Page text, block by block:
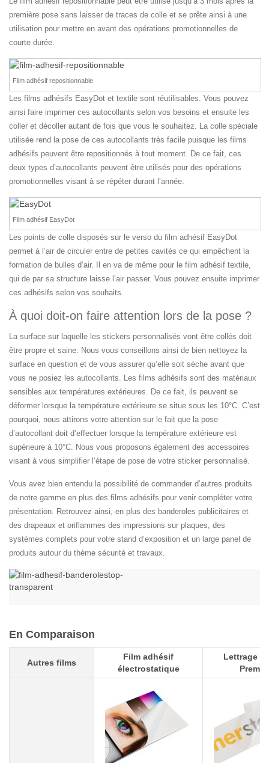
première pose sans laisser de traces de colle et se prête ainsi à une
utilisation pour mettre en avant des opérations promotionnelles de
courte durée.
Film adhésif repositionnable
Les films adhésifs EasyDot et textile sont réutilisables. Vous pouvez
ainsi faire imprimer ces autocollants selon vos besoins et ensuite les
coller et décoller autant de fois que vous le souhaitez. La colle spéciale
utilisée rend la pose de ces autocollants très facile puisque les films
adhésifs peuvent être repositionnés à tout moment. De ce fait, ces
deux types d’autocollants peuvent être utilisés pour des opérations
promotionnelles visant à se répéter durant l’année.
Film adhésif EasyDot
Les points de colle disposés sur le verso du film adhésif EasyDot
permet à l’air de circuler entre de petites cavités ce qui empêchent la
formation de bulles d’air. Il en va de même pour le film adhésif textile,
qui de par sa structure laisse l’air passer. Vous pouvez ensuite imprimer
ces adhésifs selon vos souhaits.
À quoi doit-on faire attention lors de la pose ?
La surface sur laquelle les stickers personnalisés vont être collés doit
être propre et saine. Nous vous conseillons ainsi de bien nettoyez la
surface en question et de vous assurer qu’elle soit sèche avant que
vous ne posiez les autocollants. Les films adhésifs sont des matériaux
sensibles aux températures extérieures. De ce fait, ils peuvent se
déformer lorsque la température extérieure se situe sous les 10°C. C’est
pourquoi, nous attirons votre attention sur le fait que la pose
d’autocollant doit d’effectuer lorsque la température extérieure est
supérieure à 10°C. Nous vous proposons également des accessoires
visant à vous simplifier l’étape de pose de votre sticker personnalisé.
Vous avez bien entendu la possibilité de commander d’autres produits
de notre gamme en plus des films adhésifs pour venir compléter votre
présentation. Retrouvez ainsi, en plus des banderoles publicitaires et
des drapeaux et oriflammes des impressions sur plaques, des
systèmes complets pour votre stand d’exposition et un large panel de
produits autour du thème sécurité et travaux.
En Comparaison
Autres films
Film adhésif
électrostatique
Lettrage